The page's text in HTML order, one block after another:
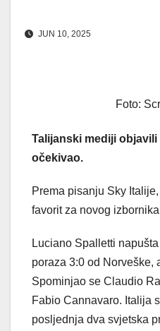
JUN 10, 2025
Foto:
Talijanski mediji
očekivao.
Prema pisanju Sky
favorit za novog
Luciano Spalletti
poraza 3:0 od Norveške,
Spominjao se Claudio
Fabio Cannavaro. Italija
posljednja dva svjetska